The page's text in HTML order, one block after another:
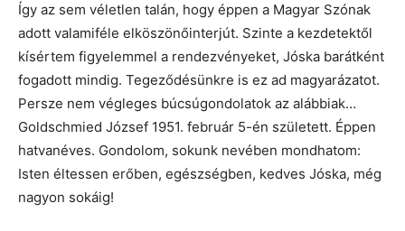
Így az sem véletlen talán, hogy éppen a Magyar Szónak
adott valamiféle elköszönőinterjút. Szinte a kezdetektől
kísértem figyelemmel a rendezvényeket, Jóska barátként
fogadott mindig. Tegeződésünkre is ez ad magyarázatot.
Persze nem végleges búcsúgondolatok az alábbiak…
Goldschmied József 1951. február 5-én született. Éppen
hatvanéves. Gondolom, sokunk nevében mondhatom:
Isten éltessen erőben, egészségben, kedves Jóska, még
nagyon sokáig!